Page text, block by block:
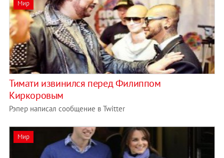
Мир
Тимати извинился перед Филиппом
Киркоровым
Рэпер написал сообщение в Twitter
Мир